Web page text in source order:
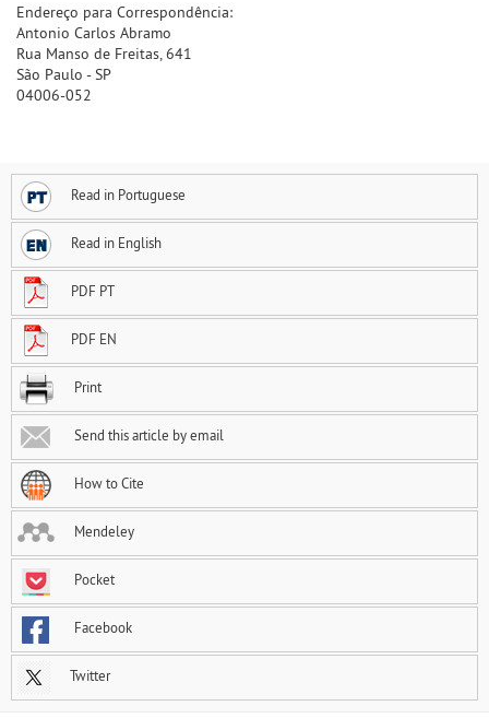
Endereço para Correspondência:
Antonio Carlos Abramo
Rua Manso de Freitas, 641
São Paulo - SP
04006-052
Read in Portuguese
Read in English
PDF PT
PDF EN
Print
Send this article by email
How to Cite
Mendeley
Pocket
Facebook
Twitter